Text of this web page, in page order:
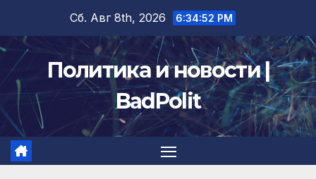
содержимому
Сб. Авг 8th, 2026 6:34:53 PM
Политика и новости |
BadPolit